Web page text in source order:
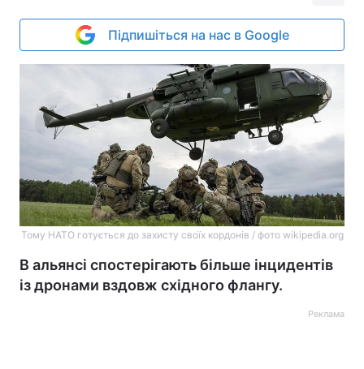
Підпишіться на нас в Google
Тому НАТО готується до захисту своїх кордонів / фото wikipedia.org
В альянсі спостерігають більше інцидентів
із дронами вздовж східного флангу.
Реклама